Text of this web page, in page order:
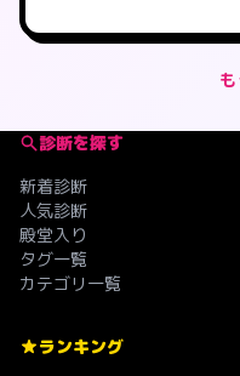
診断を探す
新着診断
人気診断
殿堂入り
タグ一覧
カテゴリ一覧
ランキング